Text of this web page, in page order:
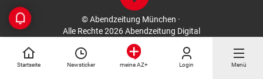
Startseite Newsticker meine AZ+ Login Menü
© Abendzeitung München ·
Alle Rechte 2026 Abendzeitung Digital